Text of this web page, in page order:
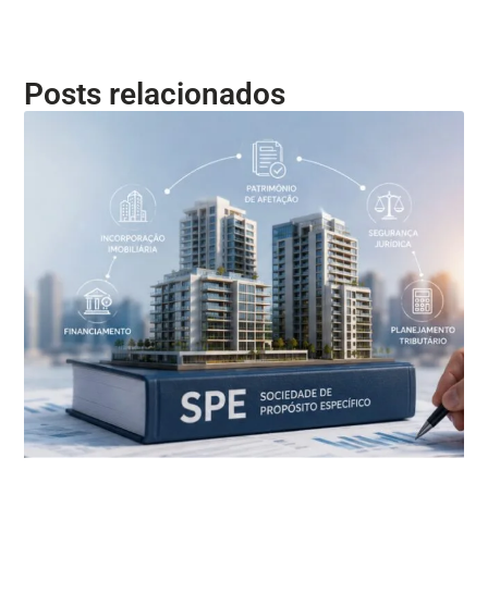
Posts relacionados